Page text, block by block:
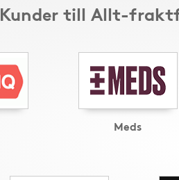
Kunder till Allt-
Meds